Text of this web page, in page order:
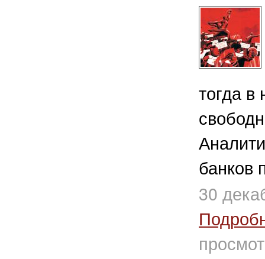
тогда в
банков
30